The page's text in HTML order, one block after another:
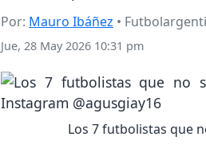
Por: Mauro Ibáñez •
Jue, 28 May 2026 10:31 pm
Los 7 futbolistas que